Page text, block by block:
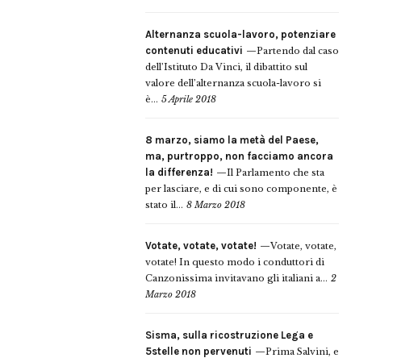
Alternanza scuola-lavoro, potenziare
contenuti educativi
Partendo dal caso
dell’Istituto Da Vinci, il dibattito sul
valore dell’alternanza scuola-lavoro si
è... 5 Aprile 2018
8 marzo, siamo la metà del Paese,
ma, purtroppo, non facciamo ancora
la differenza!
Il Parlamento che sta
per lasciare, e di cui sono componente, è
stato il... 8 Marzo 2018
Votate, votate, votate!
Votate, votate,
votate! In questo modo i conduttori di
Canzonissima invitavano gli italiani a... 2
Marzo 2018
Sisma, sulla ricostruzione Lega e
5stelle non pervenuti
Prima Salvini, e